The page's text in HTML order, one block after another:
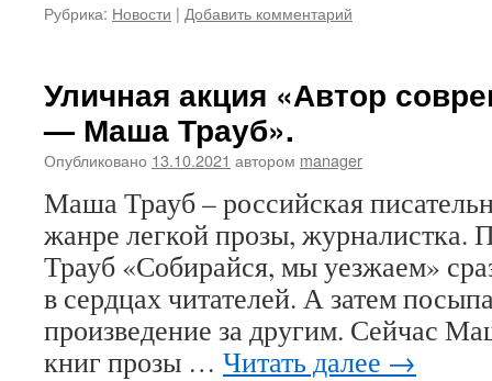
Рубрика: Новости | Добавить комментарий
Уличная акция «Автор
— Маша Трауб».
Опубликовано 13.10.2021 автором manager
Маша Трауб – российская
жанре легкой прозы, журналистка.
Трауб «Собирайся, мы уезжаем»
в сердцах читателей. А затем
произведение за другим. Сейчас
книг прозы … Читать далее →